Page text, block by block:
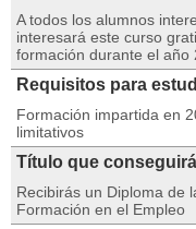
A todos los alumnos
interesará este curso
formación durante el año
Requisitos para
Formación impartida en
limitativos
Título que
Recibirás un Diploma de
Formación en el Empleo